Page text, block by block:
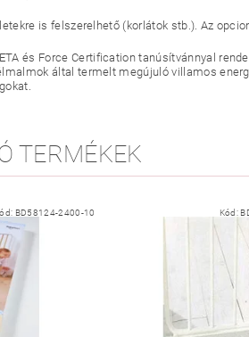
is felszerelhető (korlátok stb.). Az
és Force Certification tanúsítvánnyal
által termelt megújuló villamos
TERMÉKEK
BD58124-2400-10 Kód: